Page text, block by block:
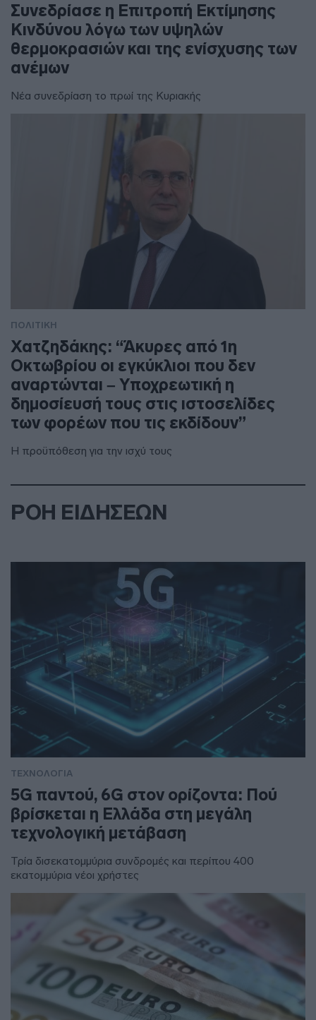
Συνεδρίασε η Επιτροπή Εκτίμησης
Κινδύνου λόγω των υψηλών
θερμοκρασιών και της ενίσχυσης των
ανέμων
Νέα συνεδρίαση το πρωί της Κυριακής
ΠΟΛΙΤΙΚΗ
Χατζηδάκης: “Άκυρες από 1η
Οκτωβρίου οι εγκύκλιοι που δεν
αναρτώνται – Υποχρεωτική η
δημοσίευσή τους στις ιστοσελίδες
των φορέων που τις εκδίδουν”
Η προϋπόθεση για την ισχύ τους
ΡΟΗ ΕΙΔΗΣΕΩΝ
ΤΕΧΝΟΛΟΓΙΑ
5G παντού, 6G στον ορίζοντα: Πού
βρίσκεται η Ελλάδα στη μεγάλη
τεχνολογική μετάβαση
Τρία δισεκατομμύρια συνδρομές και περίπου 400
εκατομμύρια νέοι χρήστες